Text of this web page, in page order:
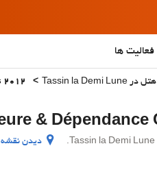
فعالیت ها
هتل در Tassin la Demi Lune
دیدن نقشه